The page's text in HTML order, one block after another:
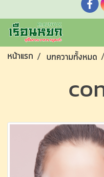
หน้าแรก บทความทั้งหมด